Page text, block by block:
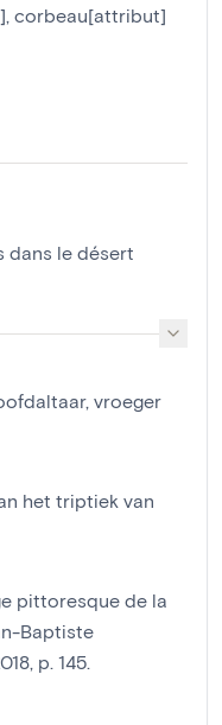
, corbeau[attribut]
dans le désert
vroeger
het triptiek van
pittoresque de la
Baptiste
p. 145.